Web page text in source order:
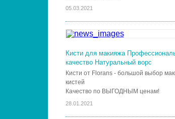
05.03.2021
Кисти для макияжа
качество Натуральный ворс
Кисти от Florans - большой выбор
кистей
Качество по ВЫГОДНЫМ ценам!
28.01.2021